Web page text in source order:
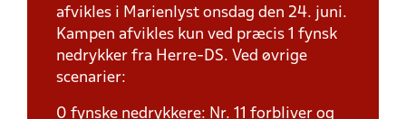
afvikles i Marienlyst onsdag den 24. juni.
Kampen afvikles kun ved præcis 1 fynsk
nedrykker fra Herre-DS. Ved øvrige
scenarier:
0 fynske nedrykkere: Nr. 11 forbliver og